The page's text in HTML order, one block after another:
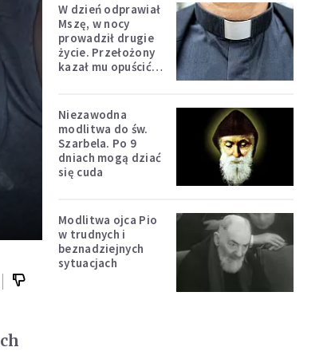
W dzień odprawiał
Mszę, w nocy
prowadził drugie
życie. Przełożony
kazał mu opuścić
Niezawodna
modlitwa do św.
Szarbela. Po 9
dniach mogą dziać
się cuda
Modlitwa ojca Pio
w trudnych i
beznadziejnych
sytuacjach